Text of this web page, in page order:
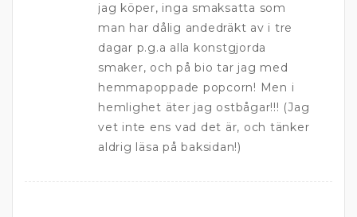
jag köper, inga smaksatta som
man har dålig andedräkt av i tre
dagar p.g.a alla konstgjorda
smaker, och på bio tar jag med
hemmapoppade popcorn! Men i
hemlighet äter jag ostbågar!!! (Jag
vet inte ens vad det är, och tänker
aldrig läsa på baksidan!)